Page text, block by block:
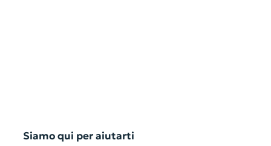
Siamo qui per aiutarti